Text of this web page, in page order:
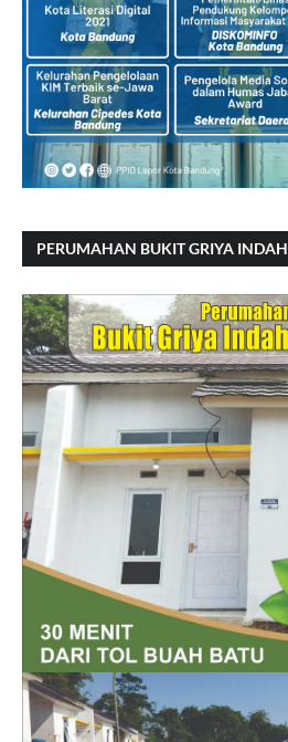
PERUMAHAN BUKIT GRIYA INDAH